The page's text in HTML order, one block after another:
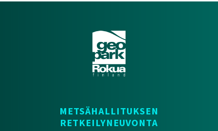
METSÄHALLITUKSEN
RETKEILYNEUVONTA